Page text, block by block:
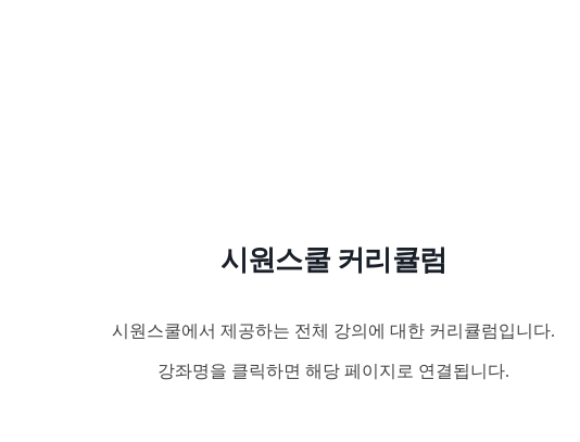
시원스쿨 커리큘럼
시원스쿨에서 제공하는 전체 강의에 대한 커리큘럼입니다.
강좌명을 클릭하면 해당 페이지로 연결됩니다.